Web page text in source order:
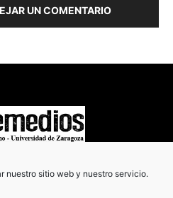
nuestro sitio web y nuestro servicio.
UN COMENTARIO